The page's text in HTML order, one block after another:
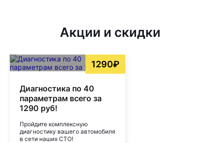
Акции и скидки
1290₽
Диагностика по 40
параметрам всего за
1290 руб!
Пройдите комплексную
диагностику вашего автомобиля
в сети наших СТО!